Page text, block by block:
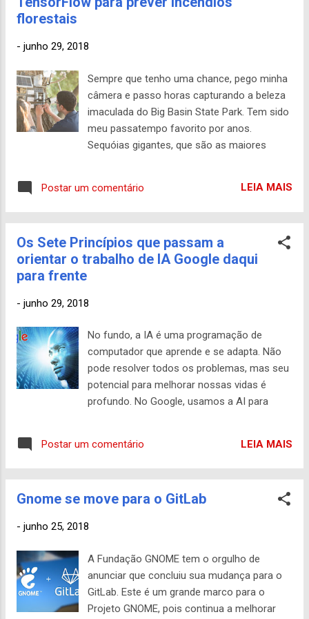
durante vários anos. A IDA usa um
alinhados repetidamente com o
comportamento do mundo real,
eventualmente permitem que a IDA conte
apenas com os dados quando uma vaca
está ruminando, deitando-se, caminhando,
podem prever se uma vaca em particular
florestais
- junho 29, 2018
Sempre que tenho uma chance, pego minha
câmera e passo horas capturando a beleza
imaculada do Big Basin State Park. Tem sido
meu passatempo favorito por anos.
Sequóias gigantes, que são as maiores
nossa conexão com algo maior que nós
mesmos. No ano passado, aquelas árvores
em cinzas por incêndios florestais. 2017 foi
a estação de incêndios florestais mais
destruição de árvores centenárias, eu me
desafiei a encontrar uma solução para
impedir essa perda colossal. Quando eu
tinha 15 anos, eu comecei uma organização
sem fins lucrativos, a Raindrop US, para
a seca na Califórnia. Eu também criei a
Postar um comentário LEIA MAIS
Os Sete Princípios que passam a
orientar o trabalho de IA Google daqui
para frente
- junho 29, 2018
No fundo, a IA é uma programação de
computador que aprende e se adapta. Não
pode resolver todos os problemas, mas seu
potencial para melhorar nossas vidas é
profundo. No Google, usamos a AI para
compor , até um assistente digital com
quem você pode falar naturalmente , até
você aproveitar. Além de nossos produtos,
construindo sensores alimentados por
inteligência artificial para prever o risco de
incêndios florestais . Os agricultores estão
Postar um comentário LEIA MAIS
Gnome se move para o GitLab
- junho 25, 2018
A Fundação GNOME tem o orgulho de
anunciar que concluiu sua mudança para o
GitLab. Este é um grande marco para o
Projeto GNOME, pois continua a melhorar